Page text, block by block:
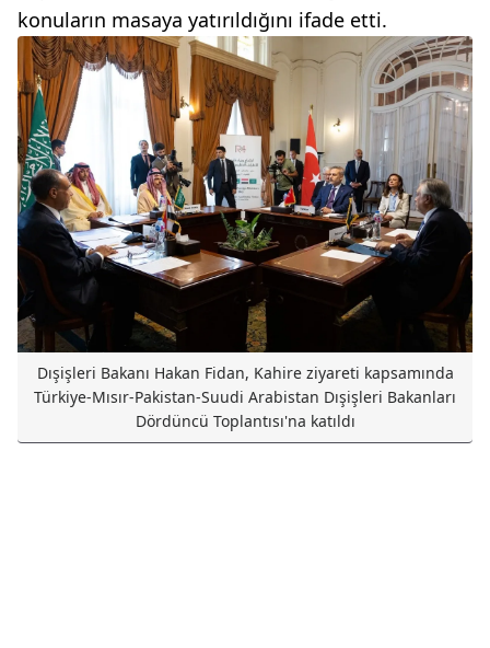
konuların masaya yatırıldığını ifade etti.
Dışişleri Bakanı Hakan Fidan, Kahire ziyareti kapsamında
Türkiye-Mısır-Pakistan-Suudi Arabistan Dışişleri Bakanları
Dördüncü Toplantısı'na katıldı